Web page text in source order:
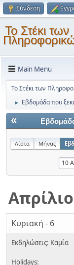
Σύνδεση
Το Στέκι των
Main Menu
Το Στέκι των
► Εβδομάδα που
«
Λίστα Μήνας
Κυριακή - 6